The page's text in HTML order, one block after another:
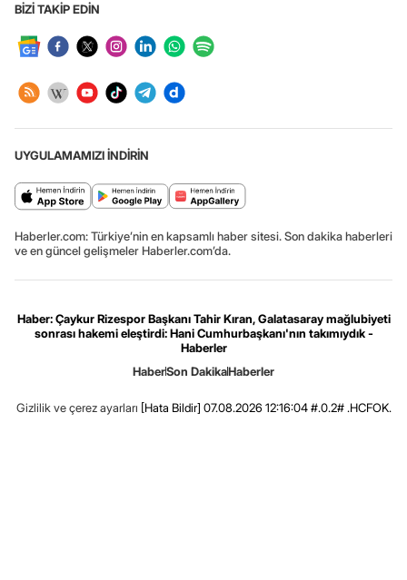
BİZİ TAKİP EDİN
UYGULAMAMIZI İNDİRİN
Haberler.com: Türkiye’nin en kapsamlı haber sitesi. Son dakika haberleri
ve en güncel gelişmeler Haberler.com’da.
Haber: Çaykur Rizespor Başkanı Tahir Kıran, Galatasaray mağlubiyeti
sonrası hakemi eleştirdi: Hani Cumhurbaşkanı'nın takımıydık -
Haberler
HaberSon DakikaHaberler
Gizlilik ve çerez ayarları [Hata Bildir] 07.08.2026 12:16:04 #.0.2# .HCFOK.